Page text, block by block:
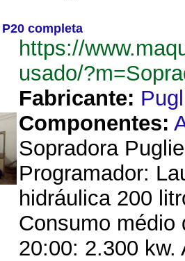
completa
https://
usado/
Fabricante:
Componentes:
Sopradora
Programador:
hidráulica 200
Consumo médio
20:00: 2.300